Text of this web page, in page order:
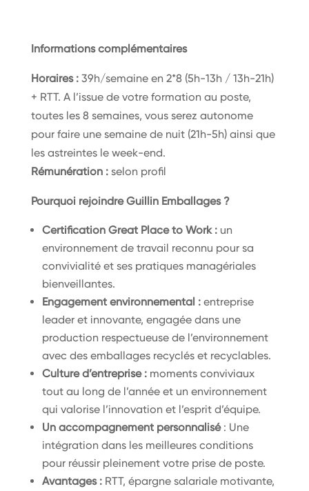
Informations complémentaires
Horaires :39h/semaine en 2*8 (5h-13h / 13h-21h)
+ RTT. A l’issue de votre formation au poste,
toutes les 8 semaines, vous serez autonome
pour faire une semaine de nuit (21h-5h) ainsi que
les astreintes le week-end.
Rémunération :selon profil
Pourquoi rejoindre Guillin Emballages ?
Certification Great Place to Work :un
environnement de travail reconnu pour sa
convivialité et ses pratiques managériales
bienveillantes.
Engagement environnemental : entreprise
leader et innovante, engagée dans une
production respectueuse de l’environnement
avec des emballages recyclés et recyclables.
Culture d’entreprise :moments conviviaux
tout au long de l’année et un environnement
qui valorise l’innovation et l’esprit d’équipe.
Un accompagnement personnalisé: Une
intégration dans les meilleures conditions
pour réussir pleinement votre prise de poste.
Avantages :RTT, épargne salariale motivante,